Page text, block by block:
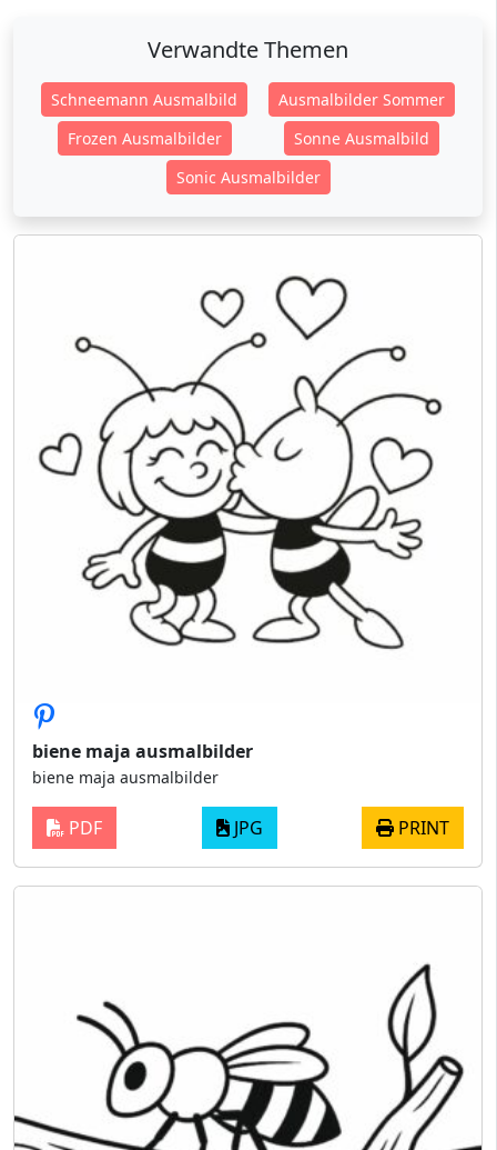
Verwandte Themen
Schneemann Ausmalbild
Ausmalbilder Sommer
Frozen Ausmalbilder
Sonne Ausmalbild
Sonic Ausmalbilder
biene maja ausmalbilder
biene maja ausmalbilder
PDF JPG PRINT